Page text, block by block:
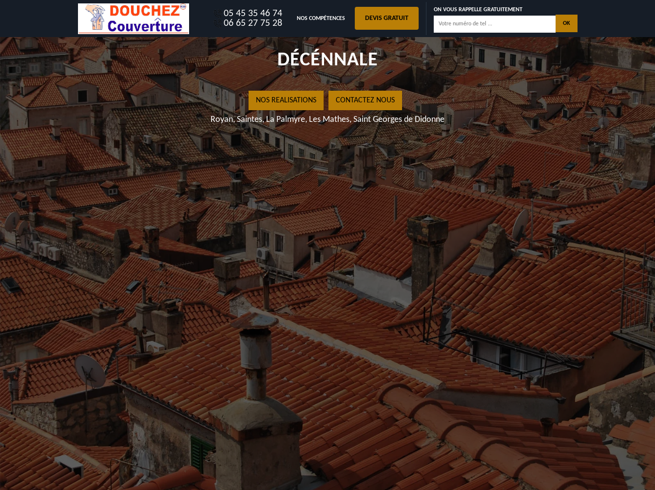
05 45 35 46 74
06 65 27 75 28
NOS COMPÉTENCES DEVIS GRATUIT
ON VOUS RAPPELLE GRATUITEMENT
17780 AVEC GARANTIE
DÉCÉNNALE
NOS REALISATIONS CONTACTEZ NOUS
Royan, Saintes, La Palmyre, Les Mathes, Saint Georges de Didonne